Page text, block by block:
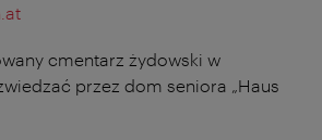
cmentarz żydowski w
przez dom seniora „Haus